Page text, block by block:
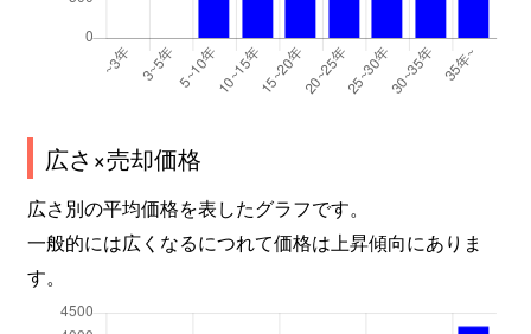
広さ×売却価格
広さ別の平均価格を表したグラフです。
一般的には広くなるにつれて価格は上昇傾向にありま
す。